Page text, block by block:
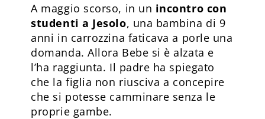
A maggio scorso, in un incontro con
studenti a Jesolo, una bambina di 9
anni in carrozzina faticava a porle una
domanda. Allora Bebe si è alzata e
l’ha raggiunta. Il padre ha spiegato
che la figlia non riusciva a concepire
che si potesse camminare senza le
proprie gambe.